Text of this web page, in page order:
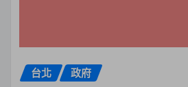
台北 政府